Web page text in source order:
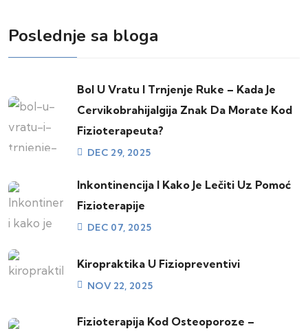
Poslednje sa bloga
Bol U Vratu I Trnjenje Ruke – Kada Je
Cervikobrahijalgija Znak Da Morate Kod
Fizioterapeuta?
DEC 29, 2025
Inkontinencija I Kako Je Lečiti Uz Pomoć
Fizioterapije
DEC 07, 2025
Kiropraktika U Fiziopreventivi
NOV 22, 2025
Fizioterapija Kod Osteoporoze –